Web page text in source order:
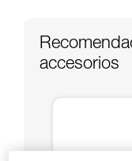
accesorios